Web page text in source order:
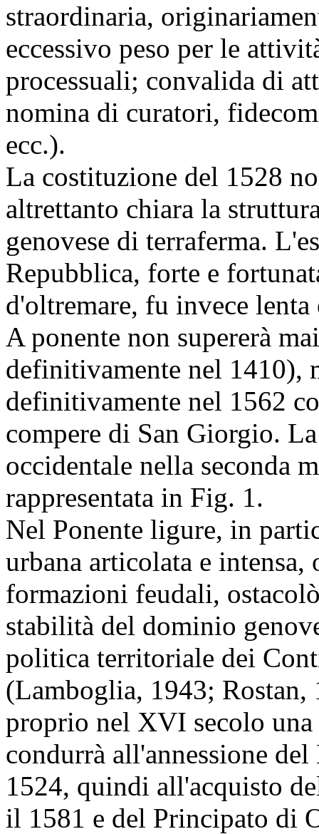
straordinaria,
eccessivo peso per le
processuali; convalida di
nomina di curatori,
ecc.).
La costituzione del 1528
altrettanto chiara la
genovese di terraferma.
Repubblica, forte e
d'oltremare, fu invece
A ponente non supererà
definitivamente nel 1410),
definitivamente nel 1562
compere di San Giorgio.
occidentale nella seconda
rappresentata in Fig. 1.
Nel Ponente ligure, in
urbana articolata e
formazioni feudali,
stabilità del dominio
politica territoriale dei
(Lamboglia, 1943;
proprio nel XVI secolo
condurrà all'annessione
1524, quindi all'acquisto
il 1581 e del Principato di